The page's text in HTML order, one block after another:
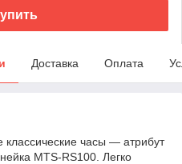
Доставка Оплата
часы ― атрибут
MTS-RS100. Легко